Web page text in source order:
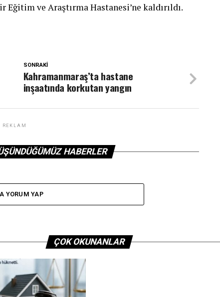
ve Araştırma Hastanesi’ne kaldırıldı.
SONRAKI
Kahramanmaraş’ta hastane
inşaatında korkutan yangın
REKLAM
HABERLER
YORUM YAP
ÇOK OKUNANLAR